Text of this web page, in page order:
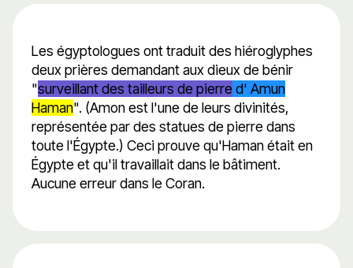
Les égyptologues ont traduit des hiéroglyphes
deux prières demandant aux dieux de bénir
"surveillant des tailleurs de pierred' Amun
Haman". (Amon est l'une de leurs divinités,
représentée par des statues de pierre dans
toute l'Égypte.) Ceci prouve qu'Haman était en
Égypte et qu'il travaillait dans le bâtiment.
Aucune erreur dans le Coran.